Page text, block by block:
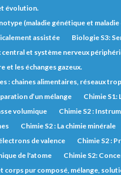
évolution.
(maladie génétique et
assistée
Biologie S3:
et système nerveux
et les échanges gazeux.
: chaines alimentaires, réseaux
d’un mélange
Chimie S1:
volumique
Chimie S2 :
Chimie S2 : La chimie minérale
de valence
Chimie S2 :
de l'atome
Chimie S2:
corps pur composé, mélange,